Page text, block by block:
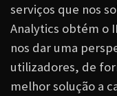
serviços que nos
Analytics obtém o
nos dar uma
utilizadores, de
melhor solução a